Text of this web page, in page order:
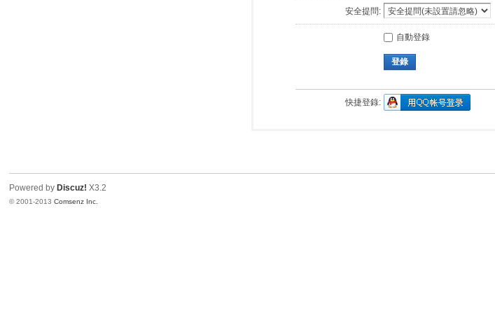
安全提問:
自動登錄
登錄
快捷登錄:
Powered by Discuz! X3.2
© 2001-2013Comsenz Inc.